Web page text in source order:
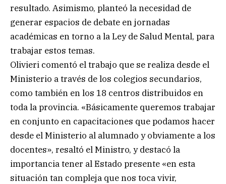
resultado. Asimismo, planteó la necesidad de
generar espacios de debate en jornadas
académicas en torno a la Ley de Salud Mental, para
trabajar estos temas.
Olivieri comentó el trabajo que se realiza desde el
Ministerio a través de los colegios secundarios,
como también en los 18 centros distribuidos en
toda la provincia. «Básicamente queremos trabajar
en conjunto en capacitaciones que podamos hacer
desde el Ministerio al alumnado y obviamente a los
docentes», resaltó el Ministro, y destacó la
importancia tener al Estado presente «en esta
situación tan compleja que nos toca vivir,